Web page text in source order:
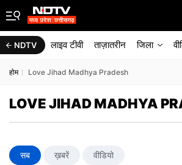
NDTV लाइव टीवी ताज़ातरीन जिला
होम Love Jihad Madhya Pradesh
LOVE JIHAD MADHYA
सब ख़बरें वीडियो